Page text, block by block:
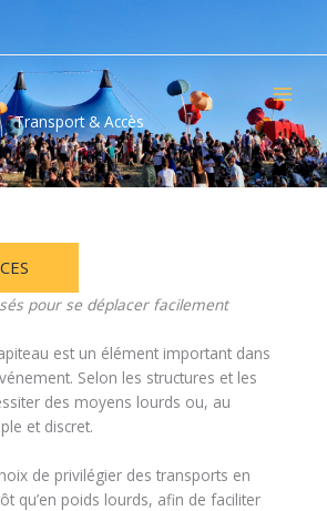
Transport & Accès
pour se déplacer facilement
est un élément important dans
Selon les structures et les
des moyens lourds ou, au
et discret.
de privilégier des transports en
qu’en poids lourds, afin de faciliter